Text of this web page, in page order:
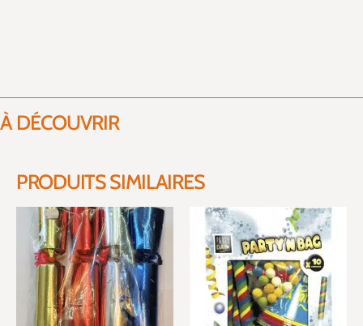
À DÉCOUVRIR
PRODUITS SIMILAIRES